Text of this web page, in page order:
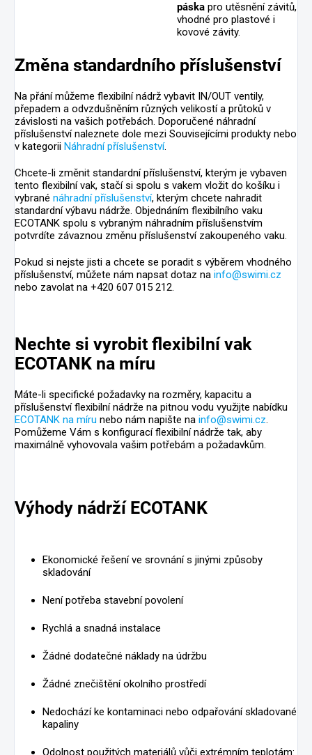
páska pro utěsnění závitů,
vhodné pro plastové i
kovové závity.
Změna standardního příslušenství
Na přání můžeme flexibilní nádrž vybavit IN/OUT ventily,
přepadem a odvzdušněním různých velikostí a průtoků v
závislosti na vašich potřebách. Doporučené náhradní
příslušenství naleznete dole mezi Souvisejícími produkty nebo
v kategorii Náhradní příslušenství.
Chcete-li změnit standardní příslušenství, kterým je vybaven
tento flexibilní vak, stačí si spolu s vakem vložit do košíku i
vybrané náhradní příslušenství, kterým chcete nahradit
standardní výbavu nádrže. Objednáním flexibilního vaku
ECOTANK spolu s vybraným náhradním příslušenstvím
potvrdíte závaznou změnu příslušenství zakoupeného vaku.
Pokud si nejste jisti a chcete se poradit s výběrem vhodného
příslušenství, můžete nám napsat dotaz na info@swimi.cz
nebo zavolat na +420 607 015 212.
Nechte si vyrobit flexibilní vak
ECOTANK na míru
Máte-li specifické požadavky na rozměry, kapacitu a
příslušenství flexibilní nádrže na pitnou vodu využijte nabídku
ECOTANK na míru nebo nám napište na info@swimi.cz
Pomůžeme Vám s konfigurací flexibilní nádrže tak, aby
maximálně vyhovovala vašim potřebám a požadavkům.
Výhody nádrží ECOTANK
Ekonomické řešení ve srovnání s jinými způsoby
skladování
Není potřeba stavební povolení
Rychlá a snadná instalace
Žádné dodatečné náklady na údržbu
Žádné znečištění okolního prostředí
Nedochází ke kontaminaci nebo odpařování skladované
kapaliny
Odolnost použitých materiálů vůči extrémním teplotám: